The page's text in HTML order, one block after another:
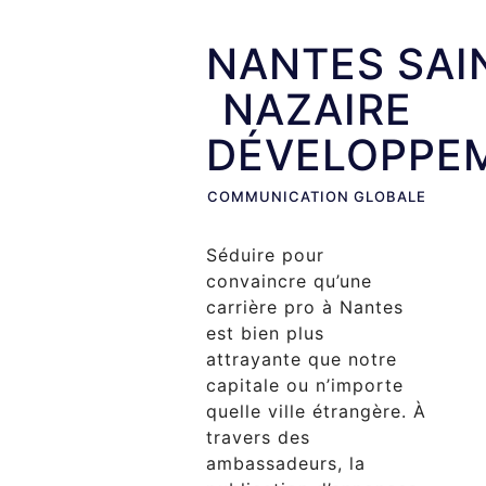
NANTES
NAZAIRE
COMMUNICATION GLOBALE
Séduire pour
convaincre qu’une
carrière pro à Nantes
est bien plus
attrayante que notre
capitale ou n’importe
quelle ville étrangère. À
travers des
ambassadeurs, la